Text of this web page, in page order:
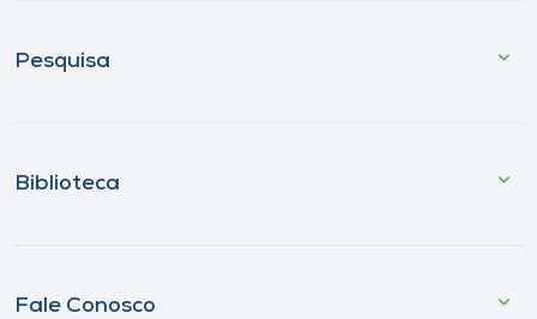
Pesquisa
Biblioteca
Fale Conosco